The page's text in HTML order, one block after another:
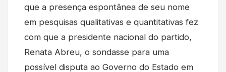
que a presença espontânea de seu nome
em pesquisas qualitativas e quantitativas fez
com que a presidente nacional do partido,
Renata Abreu, o sondasse para uma
possível disputa ao Governo do Estado em